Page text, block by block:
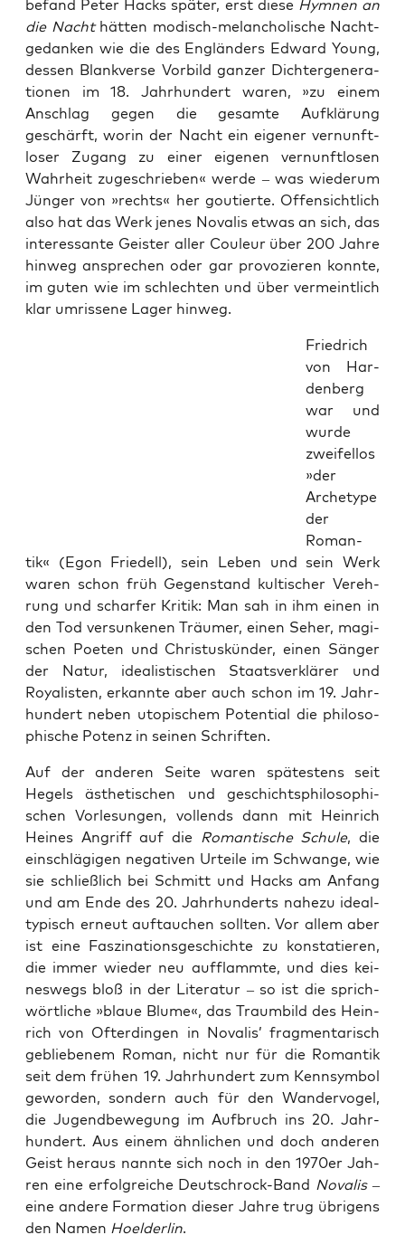
befand Peter Hacks spä­ter, erst die­se Hym­nen an
die Nachthät­ten modisch-melan­cho­li­sche Nacht­
ge­dan­ken wie die des Eng­län­ders Edward Young,
des­sen Blank­ver­se Vor­bild gan­zer Dich­ter­ge­ne­ra­
tio­nen im 18. Jahr­hun­dert waren, »zu einem
Anschlag gegen die gesam­te Auf­klä­rung
geschärft, wor­in der Nacht ein eige­ner ver­nunft­
lo­ser Zugang zu einer eige­nen ver­nunft­lo­sen
Wahr­heit zuge­schrie­ben« wer­de – was wie­der­um
Jün­ger von »rechts« her gou­tier­te. Offen­sicht­lich
also hat das Werk jenes Nova­lis etwas an sich, das
inter­es­san­te Geis­ter aller Cou­leur über 200 Jah­re
hin­weg anspre­chen oder gar pro­vo­zie­ren konn­te,
im guten wie im schlech­ten und über ver­meint­lich
klar umris­se­ne Lager hinweg.
Fried­rich
von Har­
den­berg
war und
wur­de
zwei­fel­los
»der
Arche­ty­pe
der
Roman­
tik« (Egon Frie­dell), sein Leben und sein Werk
waren schon früh Gegen­stand kul­ti­scher Ver­eh­
rung und schar­fer Kri­tik: Man sah in ihm einen in
den Tod ver­sun­ke­nen Träu­mer, einen Seher, magi­
schen Poe­ten und Chris­tus­kün­der, einen Sän­ger
der Natur, idea­lis­ti­schen Staats­ver­klä­rer und
Roya­lis­ten, erkann­te aber auch schon im 19. Jahr­
hun­dert neben uto­pi­schem Poten­ti­al die phi­lo­so­
phi­sche Potenz in sei­nen Schriften.
Auf der ande­ren Sei­te waren spä­tes­tens seit
Hegels ästhe­ti­schen und geschichts­phi­lo­so­phi­
schen Vor­le­sun­gen, voll­ends dann mit Hein­rich
Hei­nes Angriff auf die Roman­ti­sche Schu­le, die
ein­schlä­gi­gen nega­ti­ven Urtei­le im Schwan­ge, wie
sie schließ­lich bei Schmitt und Hacks am Anfang
und am Ende des 20. Jahr­hun­derts nahe­zu ide­al­
ty­pisch erneut auf­tau­chen soll­ten. Vor allem aber
ist eine Fas­zi­na­ti­ons­ge­schich­te zu kon­sta­tie­ren,
die immer wie­der neu auf­flamm­te, und dies kei­
nes­wegs bloß in der Lite­ra­tur – so ist die sprich­
wört­li­che »blaue Blu­me«, das Traum­bild des Hein­
rich von ­Ofter­din­gen in ­Nova­lis’ frag­men­ta­risch
geblie­be­nem Roman, nicht nur für die Roman­tik
seit dem frü­hen 19. Jahr­hun­dert zum Kenn­sym­bol
gewor­den, son­dern auch für den Wan­der­vo­gel,
die Jugend­be­we­gung im Auf­bruch ins 20. Jahr­
hun­dert. Aus einem ähn­li­chen und doch ande­ren
Geist her­aus nann­te sich noch in den 1970er Jah­
ren eine erfolg­rei­che Deutsch­rock-Band Nova­lis–
eine ande­re For­ma­ti­on die­ser Jah­re trug übri­gens
den Namen Hoel­der­lin.